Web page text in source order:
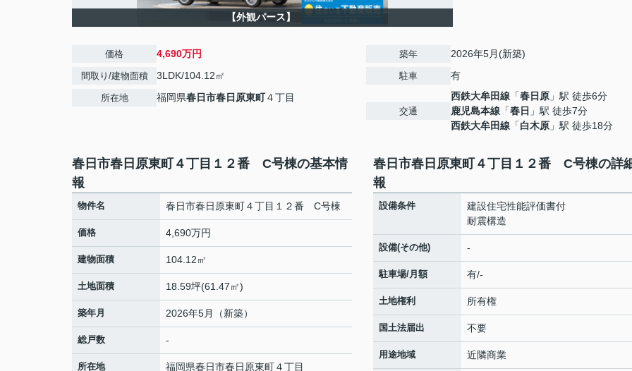
【外観パース】
価格 4,690万円
間取り/建物面積 3LDK/104.12㎡
所在地 福岡県春日市春日原東町４丁目
築年 2026年5月(新築)
駐車 有
交通
西鉄大牟田線 「春日原 」駅 徒歩6分
鹿児島本線 「春日 」駅 徒歩7分
西鉄大牟田線 「白木原 」駅 徒歩18分
春日市春日原東町４丁目１２番 C号棟の基本情
報
物件名 春日市春日原東町４丁目１２番 C号棟
価格 4,690万円
建物面積 104.12㎡
土地面積 18.59坪(61.47㎡)
築年月 2026年5月（新築）
総戸数 -
所在地 福岡県春日市春日原東町４丁目
春日市春日原東町４丁目１２番 C号棟の詳
報
設備条件
建設住宅性能評価書付
耐震構造
設備(その他) -
駐車場/月額 有/-
土地権利 所有権
国土法届出 不要
用途地域 近隣商業